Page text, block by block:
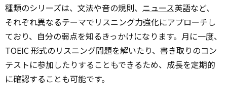
種類のシリーズは、文法や音の規則、 ニュース英語など、
それぞれ異なるテーマでリスニング力強化にアプローチし
ており、自分の弱点を知るきっかけになります。月に一度、
TOEIC 形式のリスニング問題を解いたり、書き取りのコン
テストに参加したりすることもできるため、成長を定期的
に確認することも可能です。